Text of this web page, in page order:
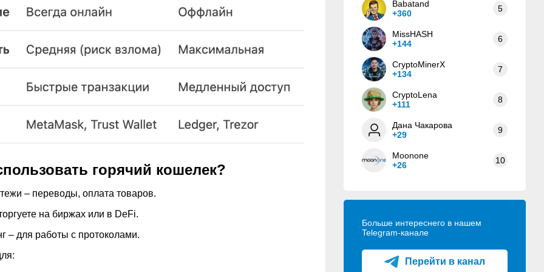
горячий кошелек?
– переводы, оплата товаров.
на биржах или в DeFi.
– для работы с протоколами.
Babatand
+360
5
MissHASH
+144
6
CryptoMinerX
+134
7
CryptoLena
+111
8
Дана Чакарова
+29
9
Moonone
+26
10
Больше интереснего в нашем
Telegram-канале
Перейти в канал